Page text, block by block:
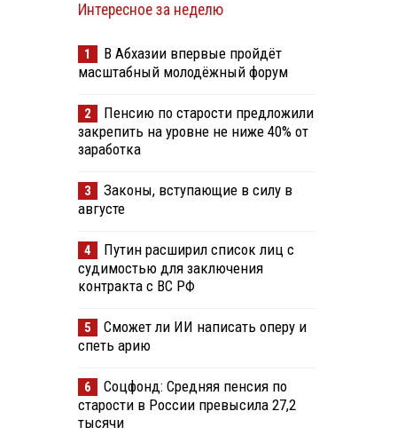
Интересное за неделю
1
В Абхазии впервые пройдёт
масштабный молодёжный форум
2
Пенсию по старости предложили
закрепить на уровне не ниже 40% от
заработка
3
Законы, вступающие в силу в
августе
4
Путин расширил список лиц с
судимостью для заключения
контракта с ВС РФ
5
Сможет ли ИИ написать оперу и
спеть арию
6
Соцфонд: Средняя пенсия по
старости в России превысила 27,2
тысячи